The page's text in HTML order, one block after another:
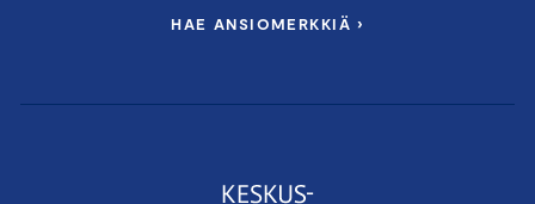
HAE ANSIOMERKKIÄ ›